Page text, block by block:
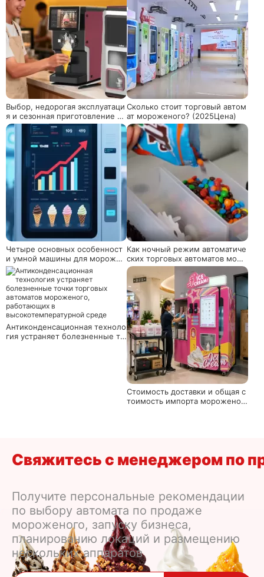
Выбор, недорогая эксплуатаци
я и сезонная приготовление м
ороженого для малого бизнес
а
Сколько стоит торговый автом
ат мороженого? (2025Цена)
Четыре основных особенност
и умной машины для морожен
ого
Как ночный режим автоматиче
ских торговых автоматов моро
женого балансирует экономи
ю энергии и продажи?
Антиконденсационная техноло
гия устраняет болезненные то
Стоимость доставки и общая с
тоимость импорта мороженог
Свяжитесь с менеджером по
Получите персональные рекомендации
по выбору автомата по продаже
мороженого, запуску бизнеса,
планированию локаций и размещению
нескольких аппаратов